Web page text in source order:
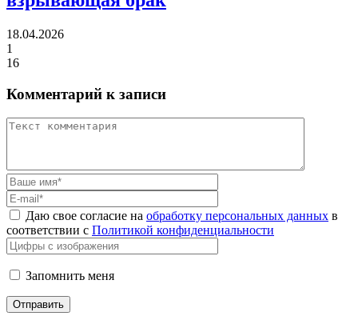
18.04.2026
1
16
Комментарий к записи
Даю свое согласие на обработку персональных данных в
соответствии с Политикой конфиденциальности
Запомнить меня